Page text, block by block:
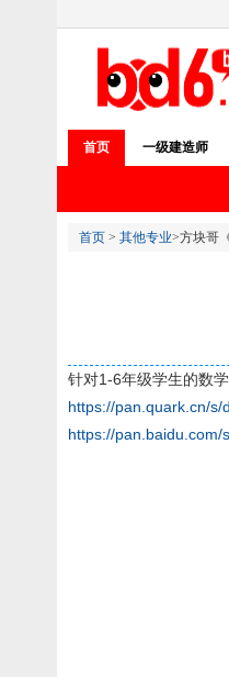
首页 一级建造师
首页 > 其他专业>方块哥
针对1-6年级学生的数
https://pan.quark.cn/s/
https://pan.baidu.com/